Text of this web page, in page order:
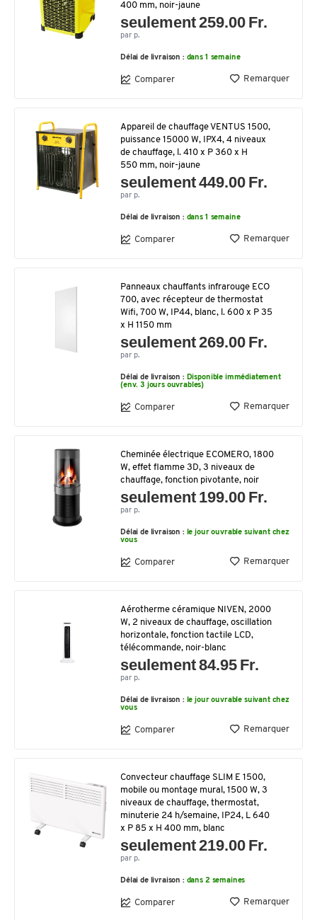
400 mm, noir-jaune
seulement 259.00 Fr.
par p.
Délai de livraison : dans 1 semaine
Comparer Remarquer
Appareil de chauffage VENTUS 1500,
puissance 15000 W, IPX4, 4 niveaux
de chauffage, l. 410 x P 360 x H
550 mm, noir-jaune
seulement 449.00 Fr.
par p.
Délai de livraison : dans 1 semaine
Comparer Remarquer
Panneaux chauffants infrarouge ECO
700, avec récepteur de thermostat
Wifi, 700 W, IP44, blanc, l. 600 x P 35
x H 1150 mm
seulement 269.00 Fr.
par p.
Délai de livraison : Disponible immédiatement
(env. 3 jours ouvrables)
Comparer Remarquer
Cheminée électrique ECOMERO, 1800
W, effet flamme 3D, 3 niveaux de
chauffage, fonction pivotante, noir
seulement 199.00 Fr.
par p.
Délai de livraison : le jour ouvrable suivant chez
vous
Comparer Remarquer
Aérotherme céramique NIVEN, 2000
W, 2 niveaux de chauffage, oscillation
horizontale, fonction tactile LCD,
télécommande, noir-blanc
seulement 84.95 Fr.
par p.
Délai de livraison : le jour ouvrable suivant chez
vous
Comparer Remarquer
Convecteur chauffage SLIM E 1500,
mobile ou montage mural, 1500 W, 3
niveaux de chauffage, thermostat,
minuterie 24 h/semaine, IP24, L 640
x P 85 x H 400 mm, blanc
seulement 219.00 Fr.
par p.
Délai de livraison : dans 2 semaines
Comparer Remarquer